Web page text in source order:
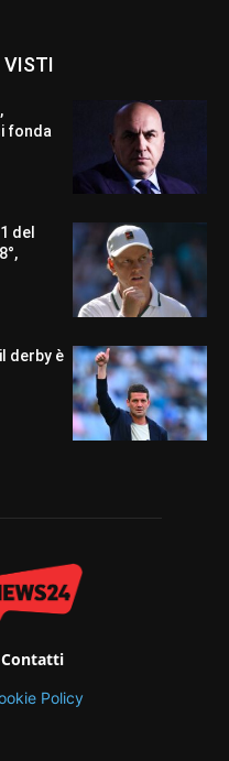
VISTI
fonda
del
derby è
Contatti
Policy